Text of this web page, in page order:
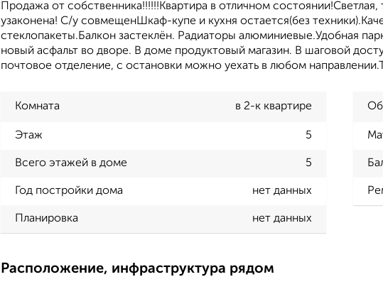
Продажа от собственника!!!!!!Квартира в отличном
узаконена! С/у совмещенШкаф-купе и кухня остается(без
стеклопакеты.Балкон застеклён. Радиаторы алюминиевые.Удобная
новый асфальт во дворе. В доме продуктовый магазин. В шаговой
почтовое отделение, с остановки можно уехать в любом
Комната в 2-к квартире
Этаж 5
Всего этажей в доме 5
Год постройки дома нет данных
Планировка нет данных
Расположение, инфраструктура рядом